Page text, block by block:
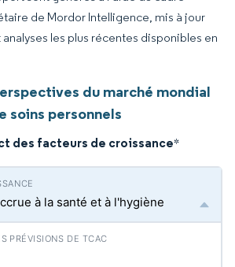
de Mordor Intelligence, mis à jour
les plus récentes disponibles en
du marché mondial
soins personnels
des facteurs de croissance*
à la santé et à l'hygiène